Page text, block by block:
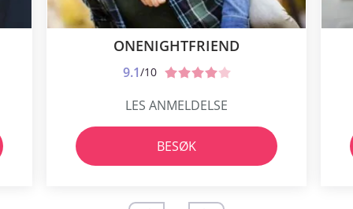
ONENIGHTFRIEND
9.1/10
LES ANMELDELSE
BESØK